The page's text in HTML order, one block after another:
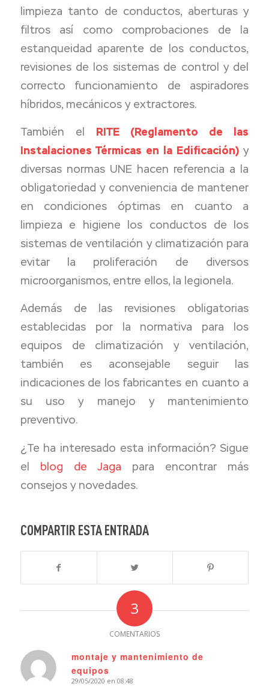
limpieza tanto de conductos, aberturas y
filtros así como comprobaciones de la
estanqueidad aparente de los conductos,
revisiones de los sistemas de control y del
correcto funcionamiento de aspiradores
híbridos, mecánicos y extractores.
También el RITE (Reglamento de las
Instalaciones Térmicas en la Edificación)y
diversas normas UNE hacen referencia a la
obligatoriedad y conveniencia de mantener
en condiciones óptimas en cuanto a
limpieza e higiene los conductos de los
sistemas de ventilación y climatización para
evitar la proliferación de diversos
microorganismos, entre ellos, la legionela.
Además de las revisiones obligatorias
establecidas por la normativa para los
equipos de climatización y ventilación,
también es aconsejable seguir las
indicaciones de los fabricantes en cuanto a
su uso y manejo y mantenimiento
preventivo.
¿Te ha interesado esta información? Sigue
el blog de Jaga para encontrar más
consejos y novedades.
COMPARTIR ESTA ENTRADA
3
COMENTARIOS
montaje y mantenimiento de
equipos
Dice:
29/05/2020 en 08:48